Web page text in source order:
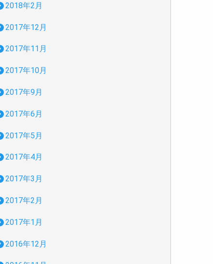
2018年2月
2017年12月
2017年11月
2017年10月
2017年9月
2017年6月
2017年5月
2017年4月
2017年3月
2017年2月
2017年1月
2016年12月